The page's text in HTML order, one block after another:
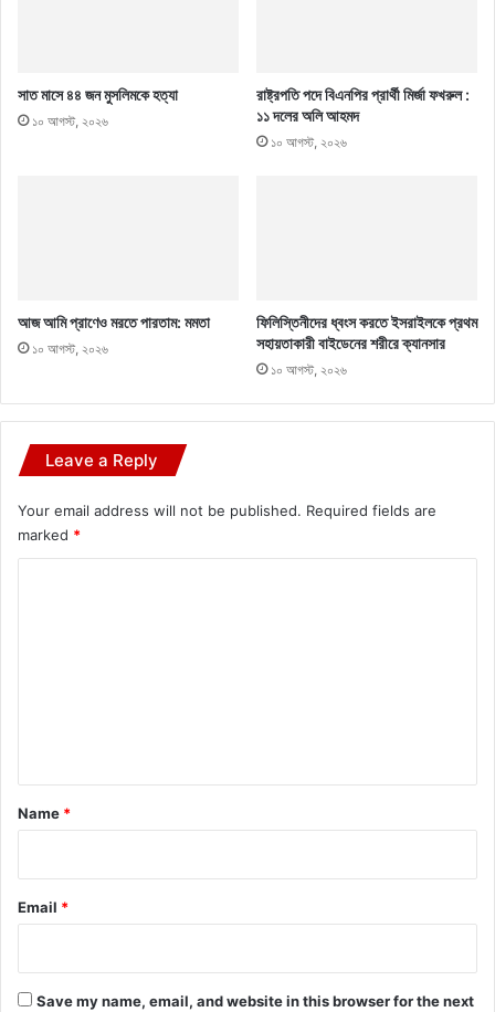
সাত মাসে ৪৪ জন মুসলিমকে হত্যা
১০ আগস্ট, ২০২৬
রাষ্ট্রপতি পদে বিএনপির প্রার্থী মির্জা ফখরুল :
১১ দলের অলি আহমদ
১০ আগস্ট, ২০২৬
আজ আমি প্রাণেও মরতে পারতাম: মমতা
১০ আগস্ট, ২০২৬
ফিলিস্তিনীদের ধ্বংস করতে ইসরাইলকে প্রথম
সহায়তাকারী বাইডেনের শরীরে ক্যানসার
১০ আগস্ট, ২০২৬
Leave a Reply
Your email address will not be published. Required fields are
marked *
*
Name *
Email *
Save my name, email, and website in this browser for the next